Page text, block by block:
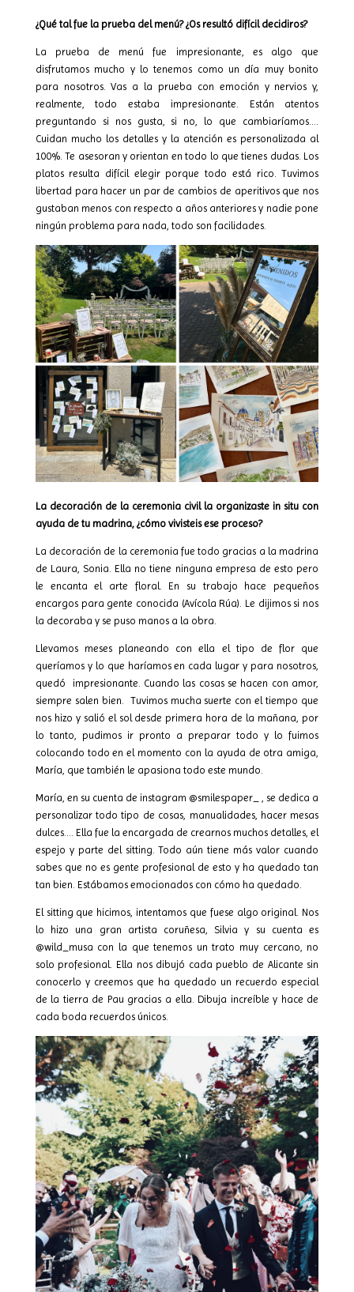
¿Qué tal fue la prueba del menú? ¿Os resultó difícil decidiros?
La prueba de menú fue impresionante, es algo que
disfrutamos mucho y lo tenemos como un día muy bonito
para nosotros. Vas a la prueba con emoción y nervios y,
realmente, todo estaba impresionante. Están atentos
preguntando si nos gusta, si no, lo que cambiaríamos….
Cuidan mucho los detalles y la atención es personalizada al
100%. Te asesoran y orientan en todo lo que tienes dudas. Los
platos resulta difícil elegir porque todo está rico. Tuvimos
libertad para hacer un par de cambios de aperitivos que nos
gustaban menos con respecto a años anteriores y nadie pone
ningún problema para nada, todo son facilidades.
La decoración de la ceremonia civil la organizaste in situ con
ayuda de tu madrina, ¿cómo vivisteis ese proceso?
La decoración de la ceremonia fue todo gracias a la madrina
de Laura, Sonia. Ella no tiene ninguna empresa de esto pero
le encanta el arte floral. En su trabajo hace pequeños
encargos para gente conocida (Avícola Rúa). Le dijimos si nos
la decoraba y se puso manos a la obra.
Llevamos meses planeando con ella el tipo de flor que
queríamos y lo que haríamos en cada lugar y para nosotros,
quedó
impresionante. Cuando las cosas se hacen con amor,
siempre salen bien. Tuvimos mucha suerte con el tiempo que
nos hizo y salió el sol desde primera hora de la mañana, por
lo tanto, pudimos ir pronto a preparar todo y lo fuimos
colocando todo en el momento con la ayuda de otra amiga,
María, que también le apasiona todo este mundo.
María, en su cuenta de instagram @smilespaper_ , se dedica a
personalizar todo tipo de cosas, manualidades, hacer mesas
dulces…. Ella fue la encargada de crearnos muchos detalles, el
espejo y parte del sitting. Todo aún tiene más valor cuando
sabes que no es gente profesional de esto y ha quedado tan
tan bien. Estábamos emocionados con cómo ha quedado.
El sitting que hicimos, intentamos que fuese algo original. Nos
lo hizo una gran artista coruñesa, Silvia y su cuenta es
@wild_musa con la que tenemos un trato muy cercano, no
solo profesional. Ella nos dibujó cada pueblo de Alicante sin
conocerlo y creemos que ha quedado un recuerdo especial
de la tierra de Pau gracias a ella. Dibuja increíble y hace de
cada boda recuerdos únicos.